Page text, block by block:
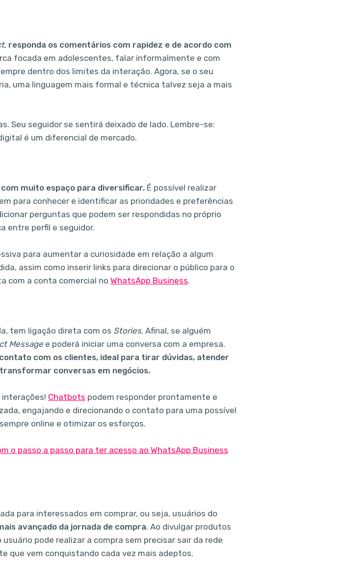
, responda os comentários com rapidez e de acordo com
focada em adolescentes, falar informalmente e com
dentro dos limites da interação. Agora, se o seu
uma linguagem mais formal e técnica talvez seja a mais
Seu seguidor se sentirá deixado de lado. Lembre-se:
é um diferencial de mercado.
muito espaço para diversificar.É possível realizar
para conhecer e identificar as prioridades e preferências
perguntas que podem ser respondidas no próprio
entre perfil e seguidor.
para aumentar a curiosidade em relação a algum
assim como inserir links para direcionar o público para o
com a conta comercial no WhatsApp Business.
tem ligação direta com os Stories. Afinal, se alguém
Messagee poderá iniciar uma conversa com a empresa.
com os clientes, ideal para tirar dúvidas, atender
conversas em negócios.
Chatbots podem responder prontamente e
engajando e direcionando o contato para uma possível
online e otimizar os esforços.
para interessados em comprar, ou seja, usuários do
avançado da jornada de compra. Ao divulgar produtos
pode realizar a compra sem precisar sair da rede
que vem conquistando cada vez mais adeptos.